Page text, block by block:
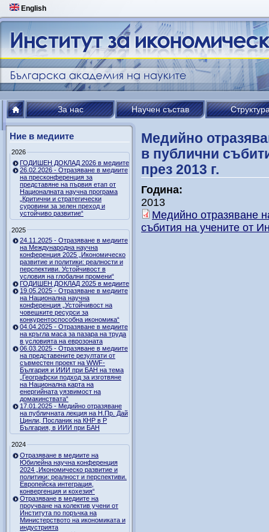
English
За нас Научен състав
Ние в медиите
2026
ГОДИШЕН ДОКЛАД 2026 в медиите
26.02.2026 - Отразяване в медиите
на пресконференция за
представяне на първия етап от
Националната научна програма
„Критични и стратегически
суровини за зелен преход и
устойчиво развитие“
2025
24.11.2025 - Отразяване в медиите
на Международна научна
конференция 2025 „Икономическо
развитие и политики: реалности и
перспективи. Устойчивост в
условия на глобални промени“
ГОДИШЕН ДОКЛАД 2025 в медиите
19.05.2025 - Отразяване в медиите
на Национална научна
конференция „Устойчивост на
човешките ресурси за
конкурентоспособна икономика“
04.04.2025 - Отразяване в медиите
на кръгла маса за пазара на труда
в условията на еврозоната
06.03.2025 - Отразяване в медиите
на представените резултати от
съвместен проект на WWF-
България и ИИИ при БАН на тема
„Географски подход за изготвяне
на Национална карта на
енергийната уязвимост на
домакинствата“
17.01.2025 - Медийно отразяване
на публичната лекция на Н.Пр. Дай
Цинли, Посланик на КНР в Р
България, в ИИИ при БАН
2024
Отразяване в медиите на
Юбилейна научна конференция
2024 „Икономическо развитие и
политики: реалност и перспективи.
Европейска интеграция,
конвергенция и кохезия“
Отразяване в медиите на
проучване на колектив учени от
Института по поръчка на
Министерството на икономиката и
индустрията
Медийно
в публични
през 2013 г.
Година:
2013
Медийно отразяване
събития на учените от